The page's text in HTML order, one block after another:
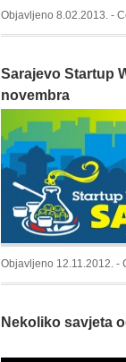
Objavljeno 8.02.2013. -
Sarajevo Startup
novembra
Objavljeno 12.11.2012. -
Nekoliko savjeta